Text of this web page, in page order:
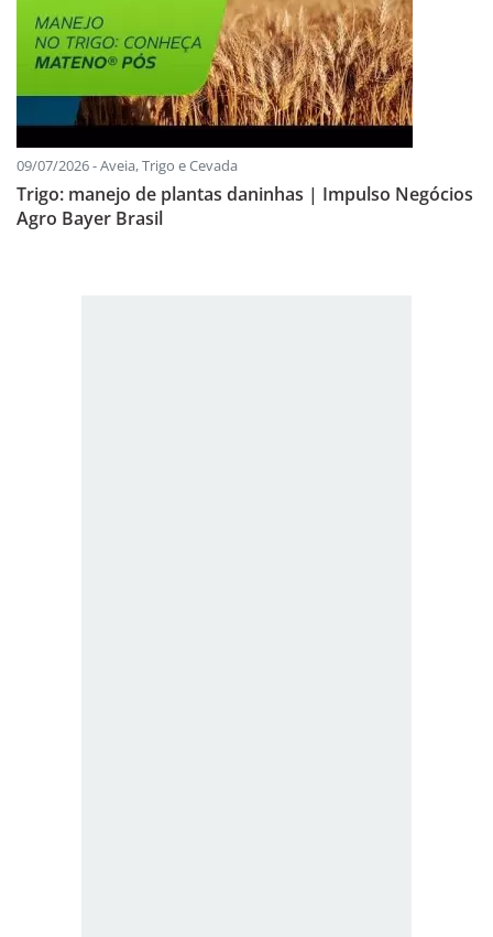
09/07/2026 - Aveia, Trigo e Cevada
Trigo: manejo de plantas daninhas | Impulso Negócios
Agro Bayer Brasil